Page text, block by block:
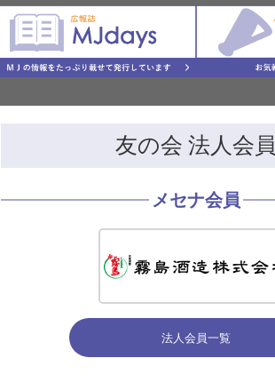
友の会 法人会員
メセナ会員
法人会員一覧